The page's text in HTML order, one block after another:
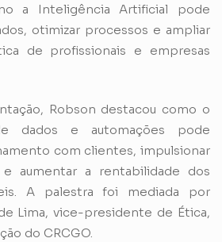
a Inteligência Artificial pode
otimizar processos e ampliar
de profissionais e empresas
Robson destacou como o
dados e automações pode
com clientes, impulsionar
e aumentar a rentabilidade dos
A palestra foi mediada por
Lima, vice-presidente de Ética,
do CRCGO.